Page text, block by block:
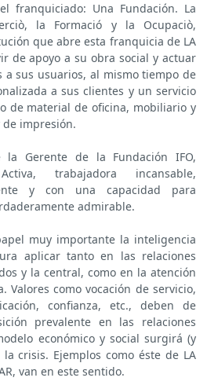
franquiciado: Una Fundación. La
la Formació y la Ocupaciò,
que abre esta franquicia de LA
de apoyo a su obra social y actuar
a sus usuarios, al mismo tiempo de
a sus clientes y un servicio
de material de oficina, mobiliario y
impresión.
Gerente de la Fundación IFO,
trabajadora incansable,
y con una capacidad para
admirable.
muy importante la inteligencia
aplicar tanto en las relaciones
y la central, como en la atención
Valores como vocación de servicio,
confianza, etc., deben de
prevalente en las relaciones
económico y social surgirá (y
crisis. Ejemplos como éste de LA
van en este sentido.